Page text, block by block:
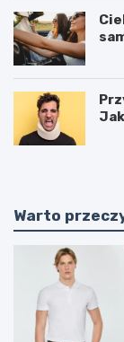
Warto